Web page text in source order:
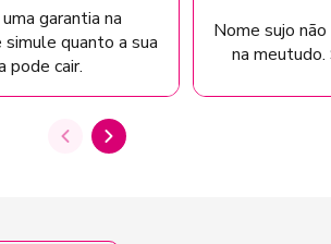
garantia na
quanto a sua
pode cair.
Nome sujo
na